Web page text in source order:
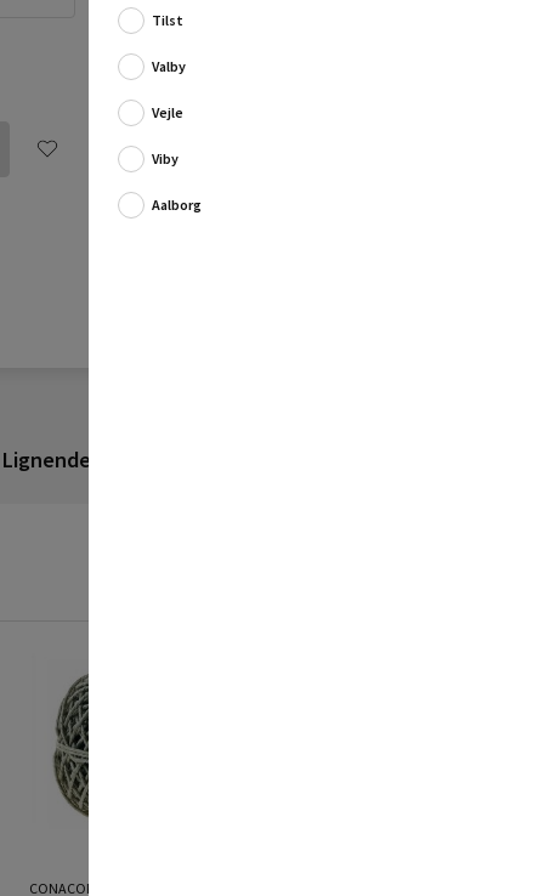
Lignende produkter
CONACORD
Tilst
Valby
Vejle
Viby
Aalborg